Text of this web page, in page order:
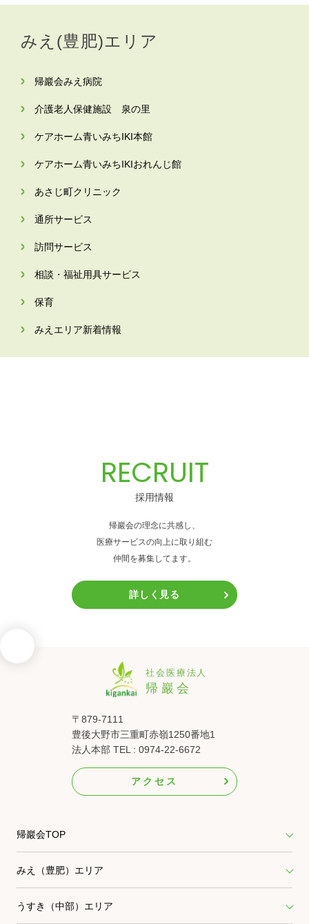
みえ(豊肥)エリア
帰巖会みえ病院
介護老人保健施設 泉の里
ケアホーム青いみちIKI本館
ケアホーム青いみちIKIおれんじ館
あさじ町クリニック
通所サービス
訪問サービス
相談・福祉用具サービス
保育
みえエリア新着情報
RECRUIT
採用情報
帰巖会の理念に共感し、
医療サービスの向上に取り組む
仲間を募集してます。
詳しく見る
〒879-7111
豊後大野市三重町赤嶺1250番地1
法人本部 TEL : 0974-22-6672
アクセス
帰巖会TOP
みえ（豊肥）エリア
うすき（中部）エリア